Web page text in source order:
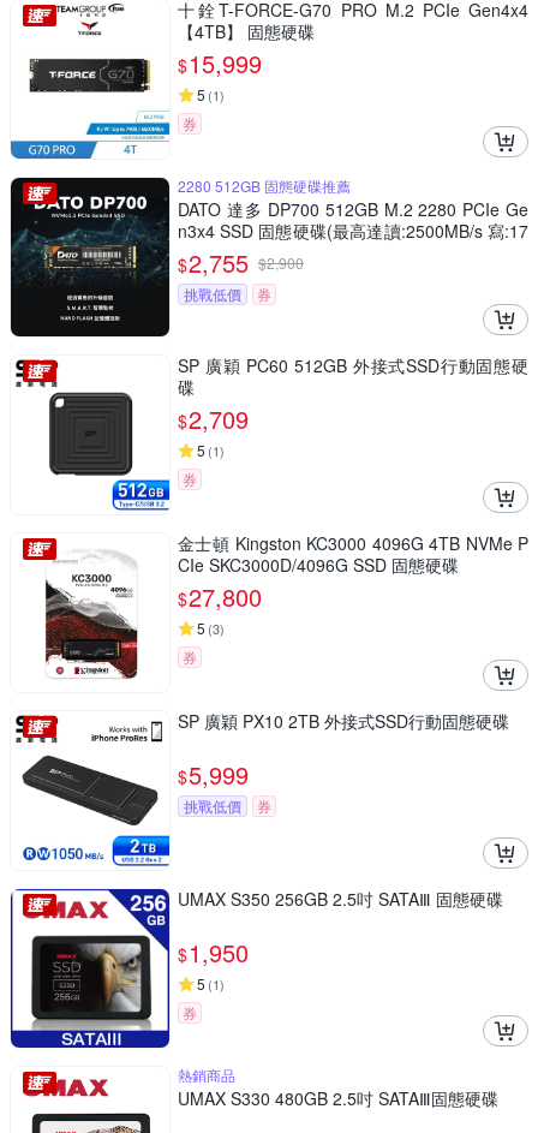
十銓T-FORCE-G70 PRO M.2 PCIe Gen4x4
【4TB】 固態硬碟
$15,999
5 (1)
券
2280 512GB 固態硬碟推薦
DATO 達多 DP700 512GB M.2 2280 PCIe Ge
n3x4 SSD 固態硬碟(最高達讀:2500MB/s 寫:17
00MB/s)
$2,755 $2,900
挑戰低價
券
SP 廣穎 PC60 512GB 外接式SSD行動固態硬
碟
$2,709
5 (1)
券
金士頓 Kingston KC3000 4096G 4TB NVMe P
CIe SKC3000D/4096G SSD 固態硬碟
$27,800
5 (3)
券
SP 廣穎 PX10 2TB 外接式SSD行動固態硬碟
$5,999
挑戰低價 券
UMAX S350 256GB 2.5吋 SATAⅢ 固態硬碟
$1,950
5 (1)
券
熱銷商品
UMAX S330 480GB 2.5吋 SATAⅢ固態硬碟